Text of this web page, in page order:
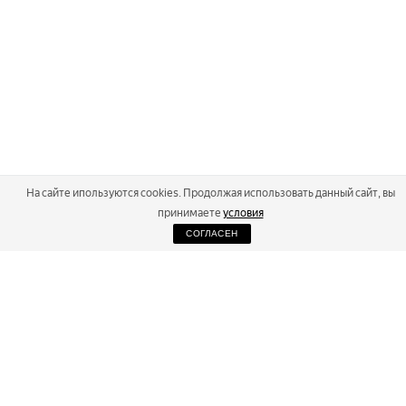
На сайте ипользуются cookies. Продолжая использовать данный сайт, вы
принимаете условия
СОГЛАСЕН